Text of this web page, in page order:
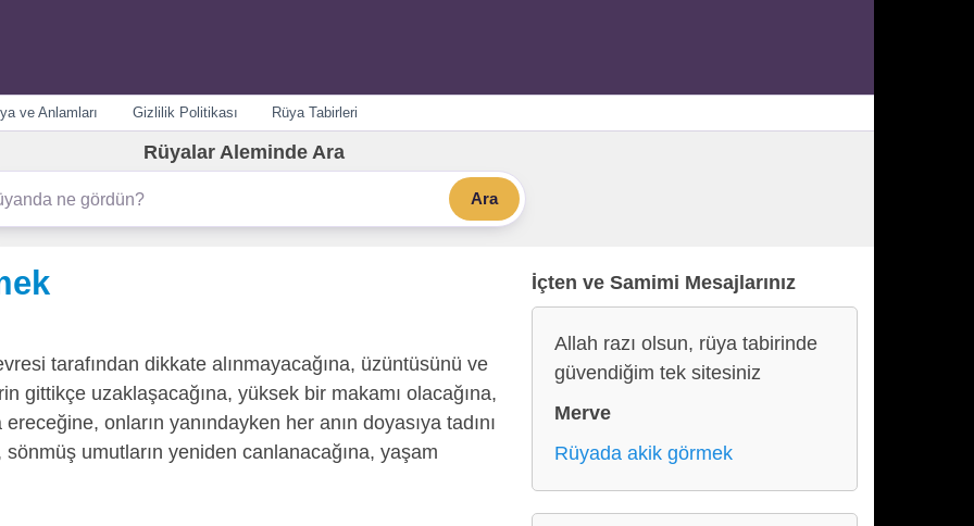
ve Anlamları Gizlilik Politikası Rüya Tabirleri
Rüyalar Aleminde Ara
Ara
tarafından dikkate alınmayacağına, üzüntüsünü ve
gittikçe uzaklaşacağına, yüksek bir makamı olacağına,
onların yanındayken her anın doyasıya tadını
umutların yeniden canlanacağına, yaşam
İçten ve Samimi Mesajlarınız
Allah razı olsun, rüya tabirinde
güvendiğim tek sitesiniz
Merve
Rüyada akik görmek